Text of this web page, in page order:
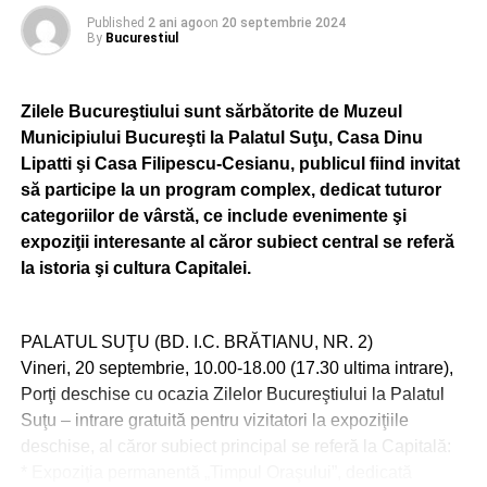
Municipiul Bucureşti nu există un centru specializat de
remediere, de reabilitare a adicţiilor în rândul minorllor.
Adicţia nu este o boală, nu trebuie sancţionată, nu trebuie
să venim cu poliţia la uşă”, a precizat el.
Potrivit prefectului, „reacţia trebuie să fie una fermă
împotriva fenomenului”. „Asta trebuie făcut, că s-a pierdut
statului şi pentru asta trebuie acţionat. Nu mai trebuie să
ascundem sub preş, este un flagel, este un fenomen,
dacă copiii încep de la 13 ani să consume droguri şi mare
parte din părinţi, mai ales din mediile vulnerabile, nu
Published 2 ani agoon 20 septembrie 2024
By Bucurestiul
Zilele Bucureştiului sunt sărbătorite de Muzeul
Municipiului Bucureşti la Palatul Suţu, Casa Dinu
Lipatti şi Casa Filipescu-Cesianu, publicul fiind invitat
să participe la un program complex, dedicat tuturor
categoriilor de vârstă, ce include evenimente şi
expoziţii interesante al căror subiect central se referă
la istoria şi cultura Capitalei.
PALATUL SUŢU (BD. I.C. BRĂTIANU, NR. 2)
Vineri, 20 septembrie, 10.00-18.00 (17.30 ultima intrare),
Porţi deschise cu ocazia Zilelor Bucureştiului la Palatul
Suţu – intrare gratuită pentru vizitatori la expoziţiile
deschise, al căror subiect principal se referă la Capitală: